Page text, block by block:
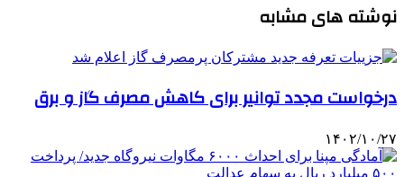
نوشته های مشابه
درخواست مجدد توانیر برای کاهش مصرف گاز و برق
۱۴۰۲/۱۰/۲۷